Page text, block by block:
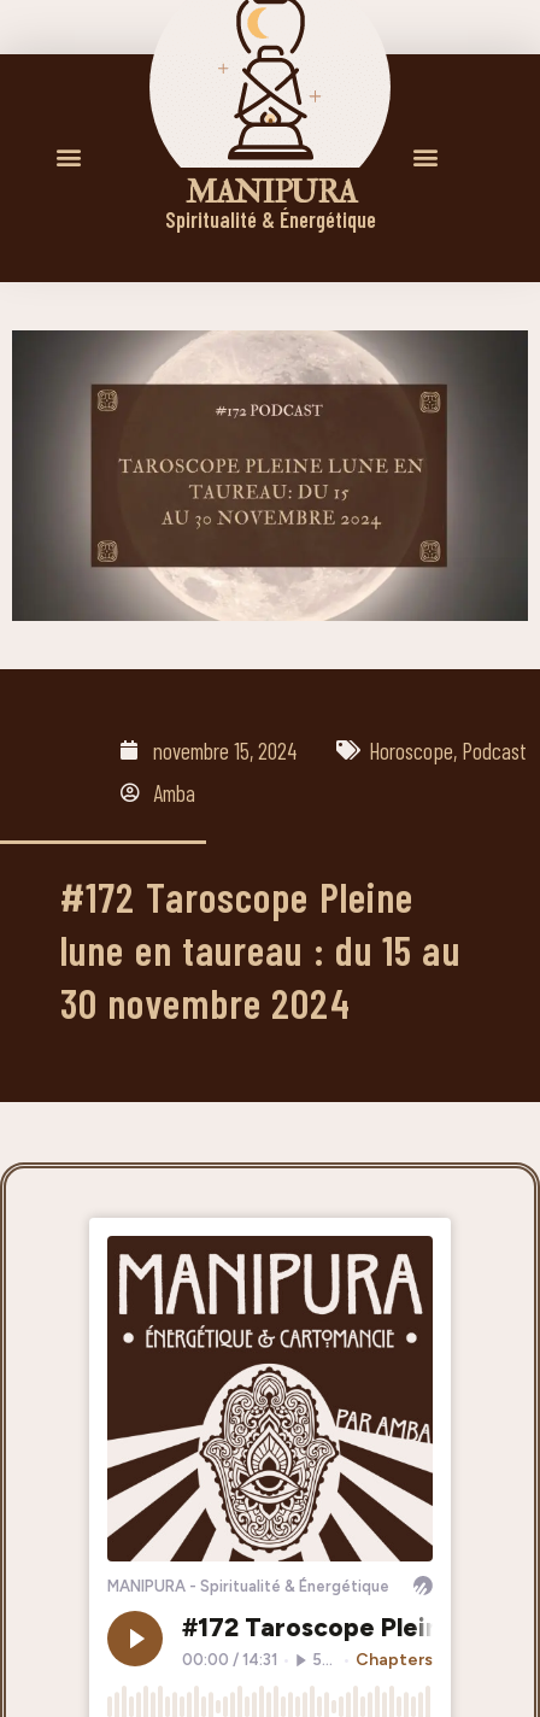
M A N I P U R A
Spiritualité & Énergétique
novembre 15, 2024 Horoscope, Podcast
Amba
#172 Taroscope Pleine
lune en taureau : du 15 au
30 novembre 2024